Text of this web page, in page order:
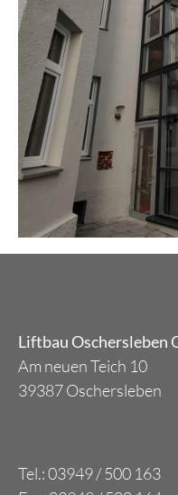
Liftbau Oschersleben
Am neuen Teich 10
39387 Oschersleben
Tel.: 03949 / 500 163